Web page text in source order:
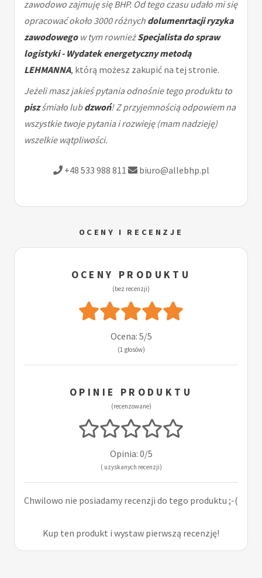
zawodowo zajmuję się BHP. Od tego czasu udało mi się
opracować około 3000 różnych dolumenrtacji ryzyka
zawodowegow tym rownieżSpecjalista do spraw
logistyki - Wydatek energetyczny metodą
LEHMANNA, którą możesz zakupić na tej stronie.
Jeżeli masz jakieś pytania odnośnie tego produktu to
piszśmiało lubdzwoń! Z przyjemnością odpowiem na
wszystkie twoje pytania i rozwieję (mam nadzieję)
wszelkie wątpliwości.
+48 533 988 811 biuro@allebhp.pl
OCENY I RECENZJE
OCENY PRODUKTU
(bez recenzji)
Ocena: 5/5
(1 głosów)
OPINIE PRODUKTU
(recenzowane)
Opinia: 0/5
( uzyskanych recenzji)
Chwilowo nie posiadamy recenzji do tego produktu ;-(
Kup ten produkt i wystaw pierwszą recenzję!